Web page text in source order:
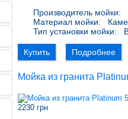
Производитель мойки:
Материал мойки:
Тип установки мойки:
Купить Подробнее
Мойка из гранита
2230 грн